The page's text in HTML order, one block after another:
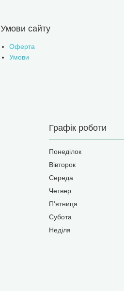
Умови сайту
Оферта
Умови
Графік роботи
Понеділок
Вівторок
Середа
Четвер
Пʼятниця
Субота
Неділя